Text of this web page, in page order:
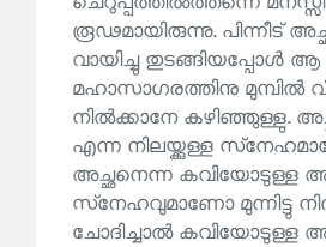
രൂഢമായിരുന്നു. പിന്നീട്
വായിച്ചു തുടങ്ങിയപ്പോൾ ആ
മഹാസാഗരത്തിനു മുമ്പിൽ
നിൽക്കാനേ കഴിഞ്ഞുള്ളു.
എന്ന നിലയ്ക്കുള്ള
അച്ഛനെന്ന കവിയോടുള്ള
സ്‌നേഹവുമാണോ മുന്നിട്ടു
ചോദിച്ചാൽ കവിയോടുള്ള